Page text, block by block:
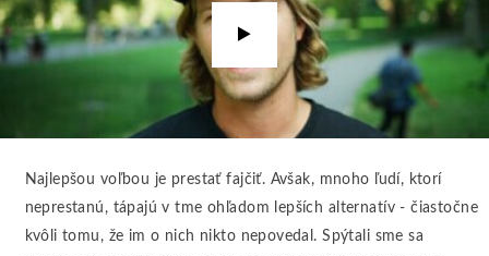
Prehrať
video
Najlepšou voľbou je prestať fajčiť. Avšak, mnoho ľudí, ktorí
neprestanú, tápajú v tme ohľadom lepších alternatív - čiastočne
kvôli tomu, že im o nich nikto nepovedal. Spýtali sme sa